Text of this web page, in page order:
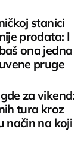
stanici
prodata: I
ona jedna
pruge
za vikend:
tura kroz
način na koji